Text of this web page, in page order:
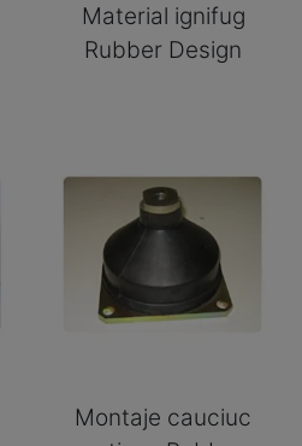
Material ignifug
Rubber Design
Montaje cauciuc